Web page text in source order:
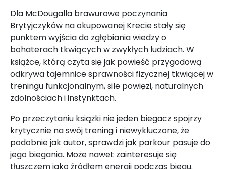
Dla McDougalla brawurowe poczynania
Brytyjczyków na okupowanej Krecie stały się
punktem wyjścia do zgłębiania wiedzy o
bohaterach tkwiących w zwykłych ludziach. W
książce, którą czyta się jak powieść przygodową
odkrywa tajemnice sprawności fizycznej tkwiącej w
treningu funkcjonalnym, sile powięzi, naturalnych
zdolnościach i instynktach.
Po przeczytaniu książki nie jeden biegacz spojrzy
krytycznie na swój trening i niewykluczone, że
podobnie jak autor, sprawdzi jak parkour pasuje do
jego biegania. Może nawet zainteresuje się